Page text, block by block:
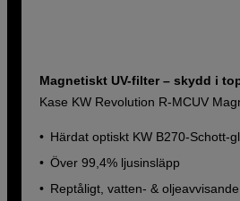
Magnetiskt UV-filter – skydd i
Kase KW Revolution R-MCUV
Härdat optiskt KW B270-Schott-
Över 99,4% ljusinsläpp
Reptåligt, vatten- & oljeavvisande